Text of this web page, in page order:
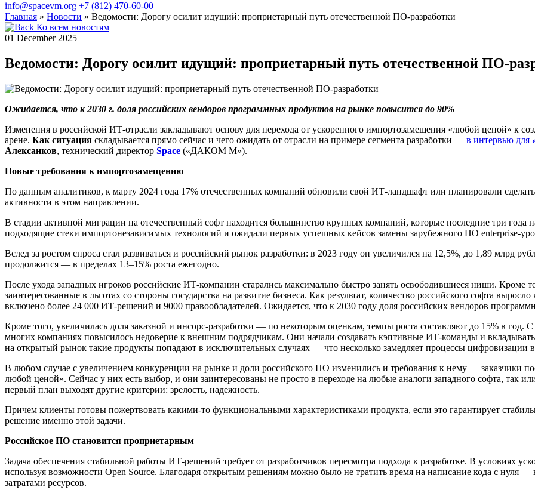
info@spacevm.org +7 (812) 470-60-00
Главная » Новости » Ведомости: Дорогу осилит идущий: проприетарный путь отечественной ПО-разработки
Ко всем новостям
01 December 2025
Ведомости: Дорогу осилит идущий: проприетарный путь отечественной ПО-
Ожидается, что к 2030 г. доля российских вендоров программных продуктов на рынке повысится до 90%
Изменения в российской ИТ-отрасли закладывают основу для перехода от ускоренного импортозамещения «любой ценой» к
арене. Как ситуация складывается прямо сейчас и чего ожидать от отрасли на примере сегмента разработки — в интервью для
Алексанков, технический директор Space («ДАКОМ М»).
Новые требования к импортозамещению
По данным аналитиков, к марту 2024 года 17% отечественных компаний обновили свой ИТ-ландшафт или планировали
активности в этом направлении.
В стадии активной миграции на отечественный софт находится большинство крупных компаний, которые последние три года
подходящие стеки импортонезависимых технологий и ожидали первых успешных кейсов замены зарубежного ПО enterprise-
Вслед за ростом спроса стал развиваться и российский рынок разработки: в 2023 году он увеличился на 12,5%, до 1,89 млрд
продолжится — в пределах 13–15% роста ежегодно.
После ухода западных игроков российские ИТ-компании старались максимально быстро занять освободившиеся ниши. Кроме
заинтересованные в льготах со стороны государства на развитие бизнеса. Как результат, количество российского софта
включено более 24 000 ИТ-решений и 9000 правообладателей. Ожидается, что к 2030 году доля российских вендоров
Кроме того, увеличилась доля заказной и инсорс-разработки — по некоторым оценкам, темпы роста составляют до 15% в
многих компаниях повысилось недоверие к внешним подрядчикам. Они начали создавать кэптивные ИТ-команды и
на открытый рынок такие продукты попадают в исключительных случаях — что несколько замедляет процессы цифровизации в
В любом случае с увеличением конкуренции на рынке и доли российского ПО изменились и требования к нему — заказчики
любой ценой». Сейчас у них есть выбор, и они заинтересованы не просто в переходе на любые аналоги западного софта, так
первый план выходят другие критерии: зрелость, надежность.
Причем клиенты готовы пожертвовать какими-то функциональными характеристиками продукта, если это гарантирует
решение именно этой задачи.
Российское ПО становится проприетарным
Задача обеспечения стабильной работы ИТ-решений требует от разработчиков пересмотра подхода к разработке. В условиях
используя возможности Open Source. Благодаря открытым решениям можно было не тратить время на написание кода с
затратами ресурсов.